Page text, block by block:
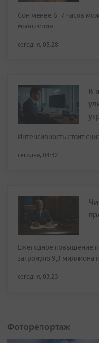
Сон менее 6–7 часов
мышления
сегодня, 05:28
В
Интенсивность стоит
сегодня, 04:32
Ежегодное повышение
затронуло 9,3 миллиона
сегодня, 03:23
Фоторепортаж